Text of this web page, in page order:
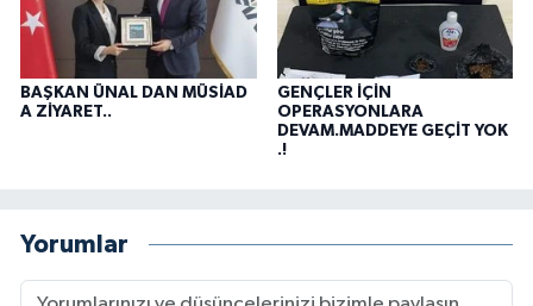
BAŞKAN ÜNAL DAN MÜSİAD
A ZİYARET..
GENÇLER İÇİN
OPERASYONLARA
DEVAM.MADDEYE GEÇİT YOK
.!
Yorumlar